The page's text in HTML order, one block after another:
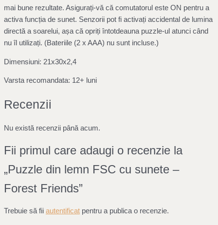
mai bune rezultate. Asigurați-vă că comutatorul este ON pentru a
activa funcția de sunet. Senzorii pot fi activați accidental de lumina
directă a soarelui, așa că opriți întotdeauna puzzle-ul atunci când
nu îl utilizați. (Bateriile (2 x AAA) nu sunt incluse.)
Dimensiuni: 21x30x2,4
Varsta recomandata: 12+ luni
Recenzii
Nu există recenzii până acum.
Fii primul care adaugi o recenzie la
„Puzzle din lemn FSC cu sunete –
Forest Friends”
Trebuie să fii autentificat pentru a publica o recenzie.